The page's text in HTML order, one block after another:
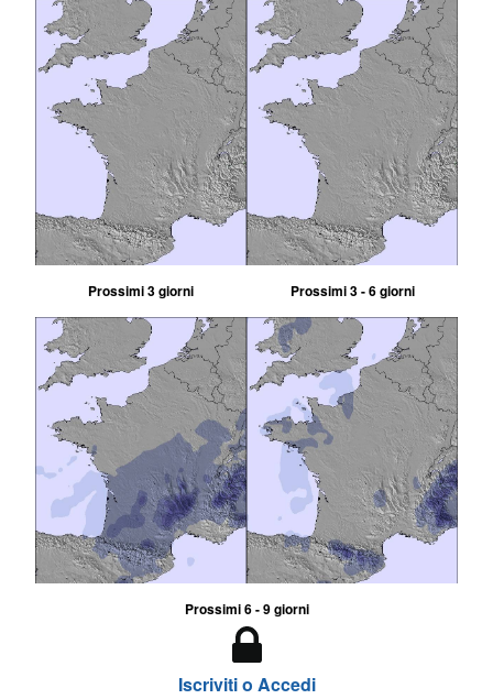
Prossimi 3 giorni Prossimi 3 - 6 giorni
Prossimi 6 - 9 giorni
Iscriviti o Accedi